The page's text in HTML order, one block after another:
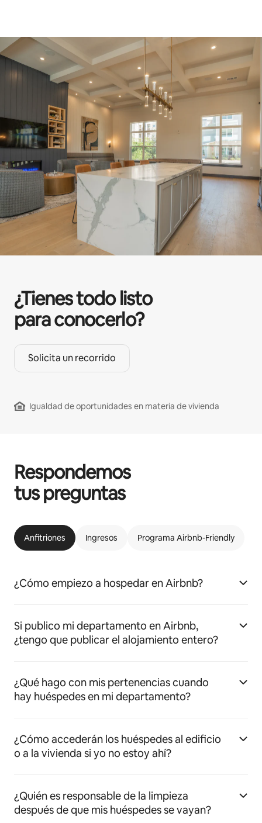
¿Tienes todo listo
para conocerlo?
Solicita un recorrido
Igualdad de oportunidades en materia de vivienda
Respondemos
tus preguntas
Anfitriones Ingresos Programa Airbnb-Friendly
¿Cómo empiezo a hospedar en Airbnb?
Si publico mi departamento en Airbnb,
¿tengo que publicar el alojamiento entero?
¿Qué hago con mis pertenencias cuando
hay huéspedes en mi departamento?
¿Cómo accederán los huéspedes al edificio
o a la vivienda si yo no estoy ahí?
¿Quién es responsable de la limpieza
después de que mis huéspedes se vayan?